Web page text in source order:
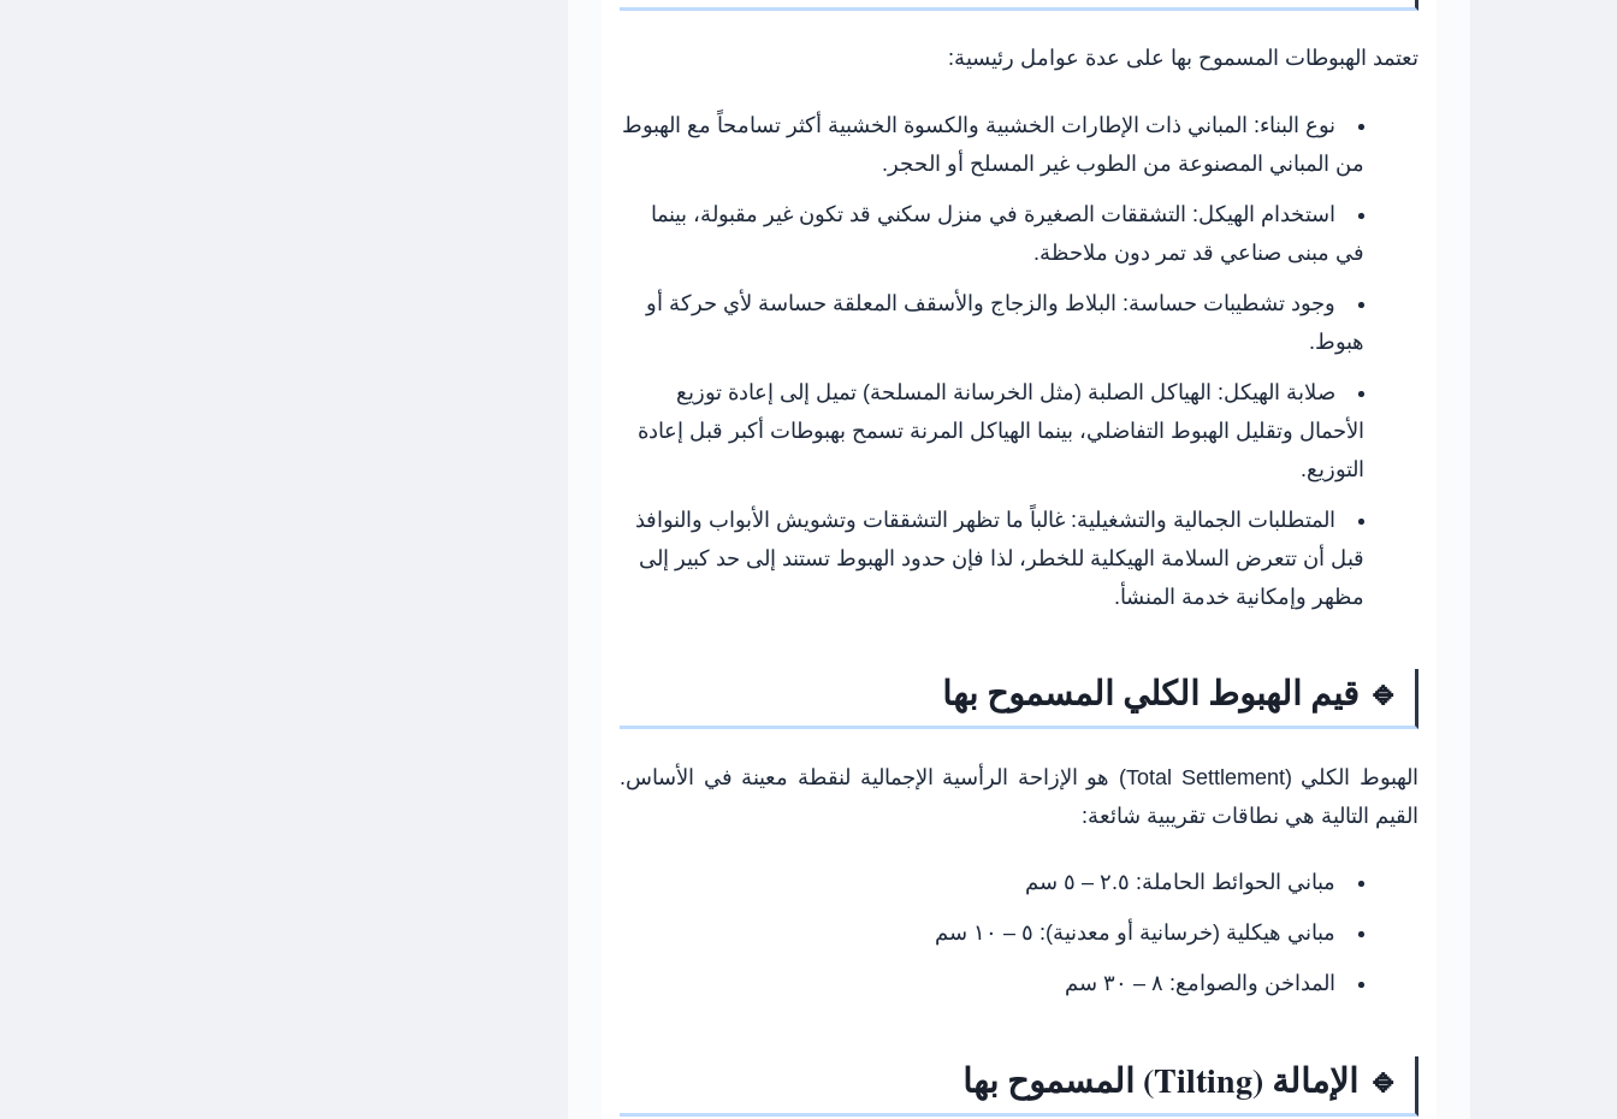
تعتمد الهبوطات المسموح بها على عدة عوامل رئيسية:
نوع البناء: المباني ذات الإطارات الخشبية والكسوة الخشبية أكثر تسامحاً مع الهبوط
من المباني المصنوعة من الطوب غير المسلح أو الحجر.
استخدام الهيكل: التشققات الصغيرة في منزل سكني قد تكون غير مقبولة، بينما
في مبنى صناعي قد تمر دون ملاحظة.
وجود تشطيبات حساسة: البلاط والزجاج والأسقف المعلقة حساسة لأي حركة أو
هبوط.
صلابة الهيكل: الهياكل الصلبة (مثل الخرسانة المسلحة) تميل إلى إعادة توزيع
الأحمال وتقليل الهبوط التفاضلي، بينما الهياكل المرنة تسمح بهبوطات أكبر قبل إعادة
التوزيع.
المتطلبات الجمالية والتشغيلية: غالباً ما تظهر التشققات وتشويش الأبواب والنوافذ
قبل أن تتعرض السلامة الهيكلية للخطر، لذا فإن حدود الهبوط تستند إلى حد كبير إلى
مظهر وإمكانية خدمة المنشأ.
🔹 قيم الهبوط الكلي المسموح بها
الهبوط الكلي (Total Settlement) هو الإزاحة الرأسية الإجمالية لنقطة معينة في الأساس.
القيم التالية هي نطاقات تقريبية شائعة:
مباني الحوائط الحاملة:
مباني هيكلية (خرسانية أو معدنية):
المداخن والصوامع:
🔹 الإمالة (Tilting) المسموح بها